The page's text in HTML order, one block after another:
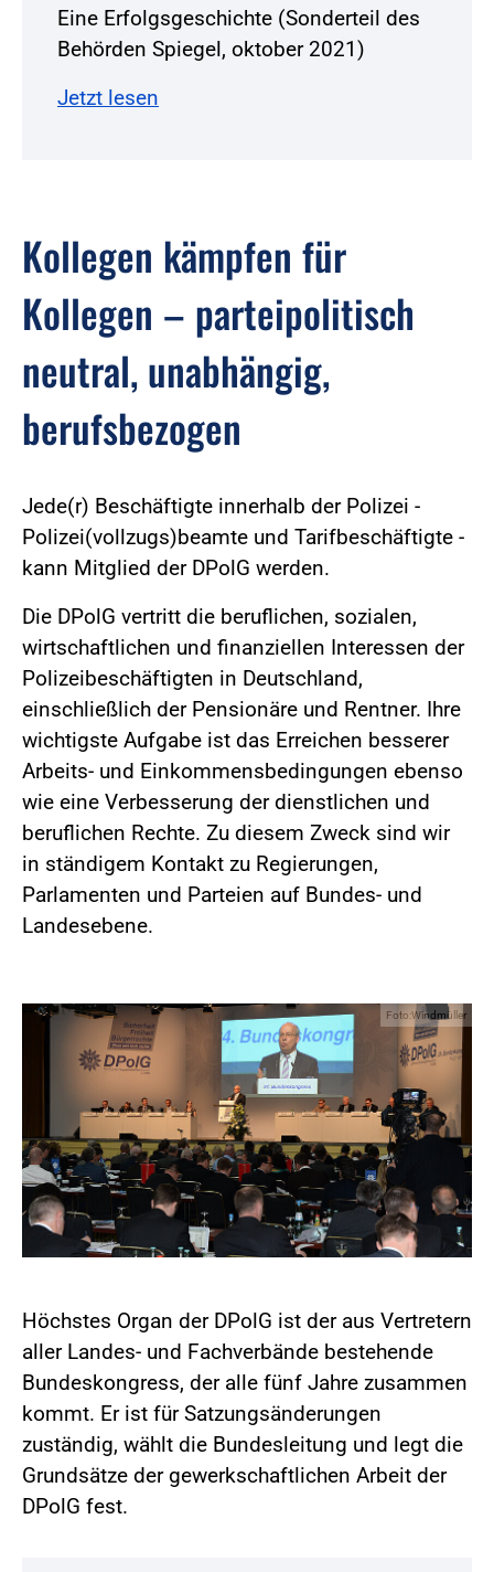
Eine Erfolgsgeschichte (Sonderteil des
Behörden Spiegel, oktober 2021)
Jetzt lesen
Kollegen kämpfen für
Kollegen – parteipolitisch
neutral, unabhängig,
berufsbezogen
Jede(r) Beschäftigte innerhalb der Polizei -
Polizei(vollzugs)beamte und Tarifbeschäftigte -
kann Mitglied der DPolG werden.
Die DPolG vertritt die beruflichen, sozialen,
wirtschaftlichen und finanziellen Interessen der
Polizeibeschäftigten in Deutschland,
einschließlich der Pensionäre und Rentner. Ihre
wichtigste Aufgabe ist das Erreichen besserer
Arbeits- und Einkommensbedingungen ebenso
wie eine Verbesserung der dienstlichen und
beruflichen Rechte. Zu diesem Zweck sind wir
in ständigem Kontakt zu Regierungen,
Parlamenten und Parteien auf Bundes- und
Landesebene.
Foto:Windmüller
Höchstes Organ der DPolG ist der aus Vertretern
aller Landes- und Fachverbände bestehende
Bundeskongress, der alle fünf Jahre zusammen
kommt. Er ist für Satzungsänderungen
zuständig, wählt die Bundesleitung und legt die
Grundsätze der gewerkschaftlichen Arbeit der
DPolG fest.